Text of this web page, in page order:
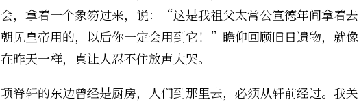
会，拿着一个象笏过来，说：“这是我祖父太常公宣德年间拿着去
朝见皇帝用的，以后你一定会用到它！”瞻仰回顾旧日遗物，就像
在昨天一样，真让人忍不住放声大哭。
项脊轩的东边曾经是厨房，人们到那里去，必须从轩前经过。我关